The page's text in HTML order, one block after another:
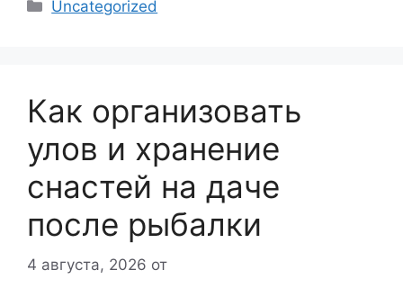
Uncategorized
Как организовать
улов и хранение
снастей на даче
после рыбалки
4 августа, 2026 от